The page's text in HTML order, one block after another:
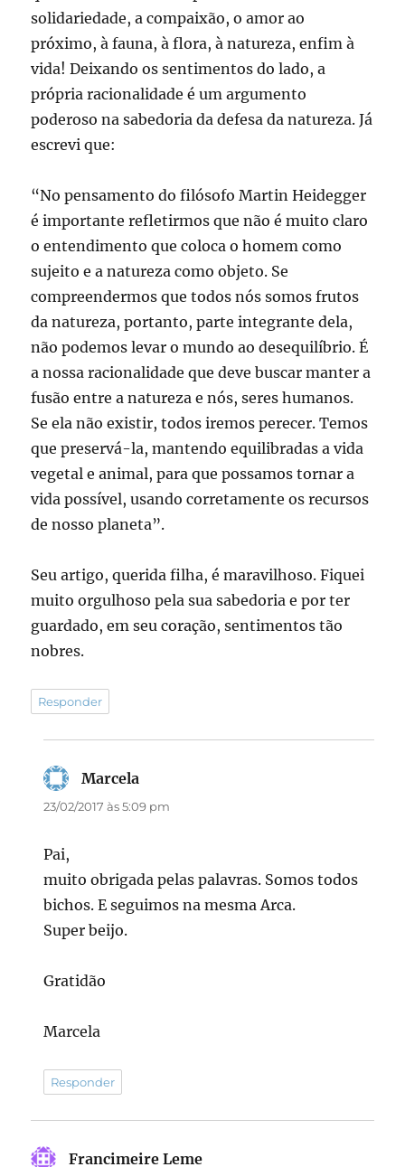
solidariedade, a compaixão, o amor ao
próximo, à fauna, à flora, à natureza, enfim à
vida! Deixando os sentimentos do lado, a
própria racionalidade é um argumento
poderoso na sabedoria da defesa da natureza. Já
escrevi que:
“No pensamento do filósofo Martin Heidegger
é importante refletirmos que não é muito claro
o entendimento que coloca o homem como
sujeito e a natureza como objeto. Se
compreendermos que todos nós somos frutos
da natureza, portanto, parte integrante dela,
não podemos levar o mundo ao desequilíbrio. É
a nossa racionalidade que deve buscar manter a
fusão entre a natureza e nós, seres humanos.
Se ela não existir, todos iremos perecer. Temos
que preservá-la, mantendo equilibradas a vida
vegetal e animal, para que possamos tornar a
vida possível, usando corretamente os recursos
de nosso planeta”.
Seu artigo, querida filha, é maravilhoso. Fiquei
muito orgulhoso pela sua sabedoria e por ter
guardado, em seu coração, sentimentos tão
nobres.
Responder
Marcela
23/02/2017 às 5:09 pm
Pai,
muito obrigada pelas palavras. Somos todos
bichos. E seguimos na mesma Arca.
Super beijo.
Gratidão
Marcela
Responder
Francimeire Leme